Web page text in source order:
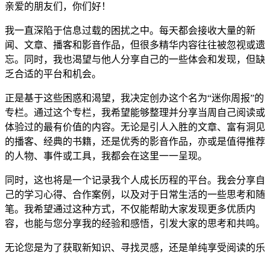
亲爱的朋友们，你们好！
我一直深陷于信息过载的困扰之中。每天都会接收大量的新
闻、文章、播客和影音作品，但很多精华内容往往被忽视或遗
忘。同时，我也渴望与他人分享自己的一些体会和发现，但缺
乏合适的平台和机会。
正是基于这些困惑和渴望，我决定创办这个名为“迷你周报”的
专栏。通过这个专栏，我希望能够整理并分享当周自己阅读或
体验过的最有价值的内容。无论是引人入胜的文章、富有洞见
的播客、经典的书籍，还是优秀的影音作品，亦或是值得推荐
的人物、事件或工具，我都会在这里一一呈现。
同时，这也将是一个记录我个人成长历程的平台。我会分享自
己的学习心得、合作案例，以及对于日常生活的一些思考和随
笔。我希望通过这种方式，不仅能帮助大家发现更多优质内
容，也能与您分享我的经验和感悟，引发大家的思考和共鸣。
无论您是为了获取新知识、寻找灵感，还是单纯享受阅读的乐